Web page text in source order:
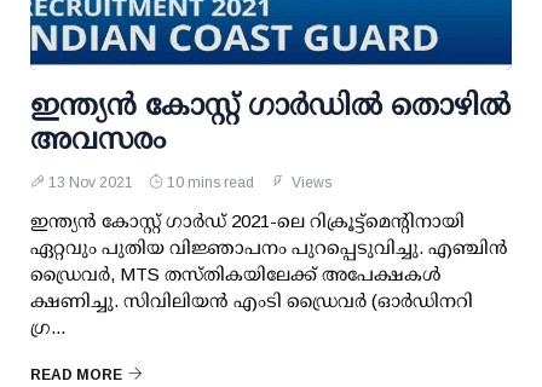
ഇന്ത്യൻ കോസ്റ്റ് ഗാർഡിൽ തൊഴിൽ
അവസരം
13 Nov 2021 10 mins read Views
ഇന്ത്യൻ കോസ്റ്റ് ഗാർഡ് 2021-ലെ റിക്രൂട്ട്‌മെന്റിനായി
ഏറ്റവും പുതിയ വിജ്ഞാപനം പുറപ്പെടുവിച്ചു. എഞ്ചിൻ
ഡ്രൈവർ, MTS തസ്തികയിലേക്ക് അപേക്ഷകൾ
ക്ഷണിച്ചു. സിവിലിയൻ എംടി ഡ്രൈവർ (ഓർഡിനറി
ഗ്ര...
READ MORE